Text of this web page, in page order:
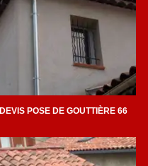
DEVIS POSE DE GOUTTIÈRE 66